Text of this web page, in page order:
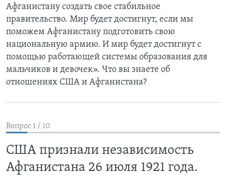
ДЕТАЛИ
НЬЮ-ЙОРК NEW YORK
АМЕРИКА. БОЛЬШОЕ ПУТЕШЕСТВИЕ
АМЕРИКАНСКИЕ ГОРОДКИ
УЧИМ АНГЛИЙСКИЙ
ВИДЕО
ПОДПИСКА НА НОВОСТИ
Learning English
Языки
Афганистану создать свое стабильное
правительство. Мир будет достигнут, если мы
поможем Афганистану подготовить свою
национальную армию. И мир будет достигнут с
помощью работающей системы образования для
мальчиков и девочек». Что вы знаете об
отношениях США и Афганистана?
Вопрос 1 / 10
США признали независимость
Афганистана 26 июля 1921 года.